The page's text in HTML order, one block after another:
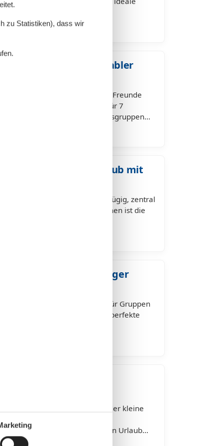
Paare oder kleine…
7 Personen – komfortabler
– viel Platz für Familien, Freunde
Ein Ferienhaus in Wismar für 7
für große Familien, Freundesgruppen…
für 6 Personen – Urlaub mit
für 6 Personen – großzügig, zentral
in Wismar für 6 Personen ist die
6 Personen – großzügiger
– Komfort und Freiheit für Gruppen
für 6 Personen bietet die perfekte
– perfekt für Familien oder kleine
und abwechslungsreichen Urlaub…
zu Statistiken), dass wir